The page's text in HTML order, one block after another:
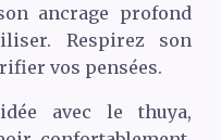
ancrage profond
Respirez son
vos pensées.
avec le thuya,